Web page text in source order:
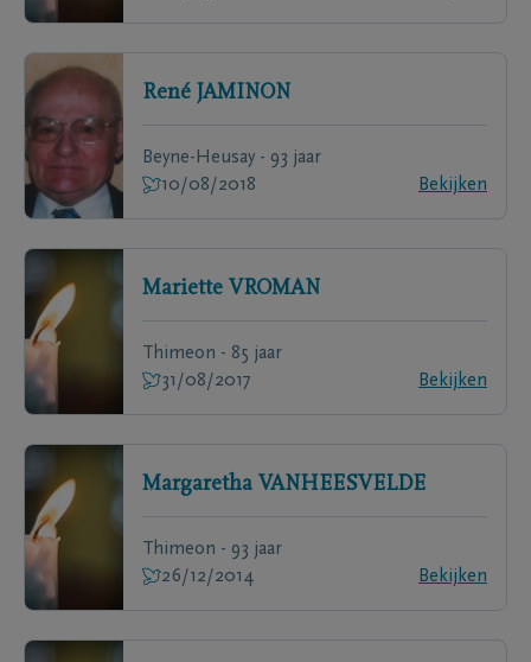
René JAMINON
Beyne-Heusay - 93 jaar
10/08/2018
Bekijken
Mariette VROMAN
Thimeon - 85 jaar
31/08/2017
Bekijken
Margaretha VANHEESVELDE
Thimeon - 93 jaar
26/12/2014
Bekijken